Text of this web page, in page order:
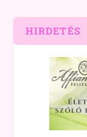
HIRDETÉS